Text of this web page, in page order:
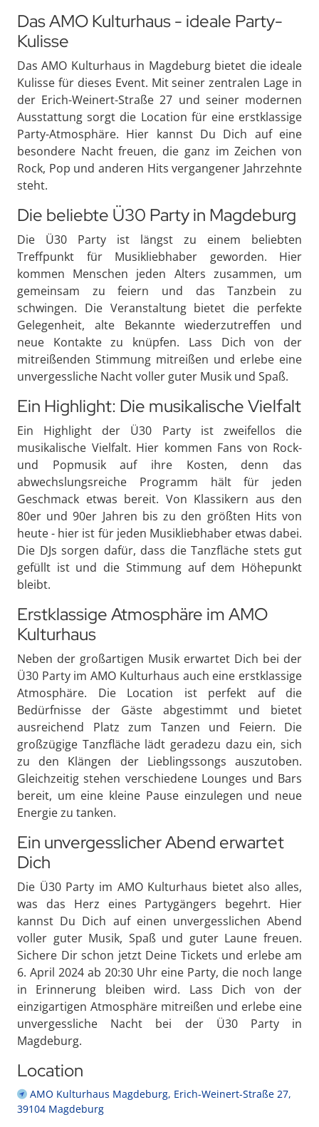
Das AMO Kulturhaus - ideale Party-
Kulisse
Das AMO Kulturhaus in Magdeburg bietet die ideale
Kulisse für dieses Event. Mit seiner zentralen Lage in
der Erich-Weinert-Straße 27 und seiner modernen
Ausstattung sorgt die Location für eine erstklassige
Party-Atmosphäre. Hier kannst Du Dich auf eine
besondere Nacht freuen, die ganz im Zeichen von
Rock, Pop und anderen Hits vergangener Jahrzehnte
steht.
Die beliebte Ü30 Party in Magdeburg
Die Ü30 Party ist längst zu einem beliebten
Treffpunkt für Musikliebhaber geworden. Hier
kommen Menschen jeden Alters zusammen, um
gemeinsam zu feiern und das Tanzbein zu
schwingen. Die Veranstaltung bietet die perfekte
Gelegenheit, alte Bekannte wiederzutreffen und
neue Kontakte zu knüpfen. Lass Dich von der
mitreißenden Stimmung mitreißen und erlebe eine
unvergessliche Nacht voller guter Musik und Spaß.
Ein Highlight: Die musikalische Vielfalt
Ein Highlight der Ü30 Party ist zweifellos die
musikalische Vielfalt. Hier kommen Fans von Rock-
und Popmusik auf ihre Kosten, denn das
abwechslungsreiche Programm hält für jeden
Geschmack etwas bereit. Von Klassikern aus den
80er und 90er Jahren bis zu den größten Hits von
heute - hier ist für jeden Musikliebhaber etwas dabei.
Die DJs sorgen dafür, dass die Tanzfläche stets gut
gefüllt ist und die Stimmung auf dem Höhepunkt
bleibt.
Erstklassige Atmosphäre im AMO
Kulturhaus
Neben der großartigen Musik erwartet Dich bei der
Ü30 Party im AMO Kulturhaus auch eine erstklassige
Atmosphäre. Die Location ist perfekt auf die
Bedürfnisse der Gäste abgestimmt und bietet
ausreichend Platz zum Tanzen und Feiern. Die
großzügige Tanzfläche lädt geradezu dazu ein, sich
zu den Klängen der Lieblingssongs auszutoben.
Gleichzeitig stehen verschiedene Lounges und Bars
bereit, um eine kleine Pause einzulegen und neue
Energie zu tanken.
Ein unvergesslicher Abend erwartet
Dich
Die Ü30 Party im AMO Kulturhaus bietet also alles,
was das Herz eines Partygängers begehrt. Hier
kannst Du Dich auf einen unvergesslichen Abend
voller guter Musik, Spaß und guter Laune freuen.
Sichere Dir schon jetzt Deine Tickets und erlebe am
6. April 2024 ab 20:30 Uhr eine Party, die noch lange
in Erinnerung bleiben wird. Lass Dich von der
einzigartigen Atmosphäre mitreißen und erlebe eine
unvergessliche Nacht bei der Ü30 Party in
Magdeburg.
Location
AMO Kulturhaus Magdeburg, Erich-Weinert-Straße 27,
39104 Magdeburg